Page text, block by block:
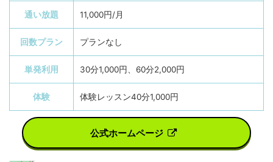
通い放題 11,000円/月
回数プラン プランなし
単発利用 30分1,000円、60分2,000円
体験 体験レッスン40分1,000円
公式ホームページ